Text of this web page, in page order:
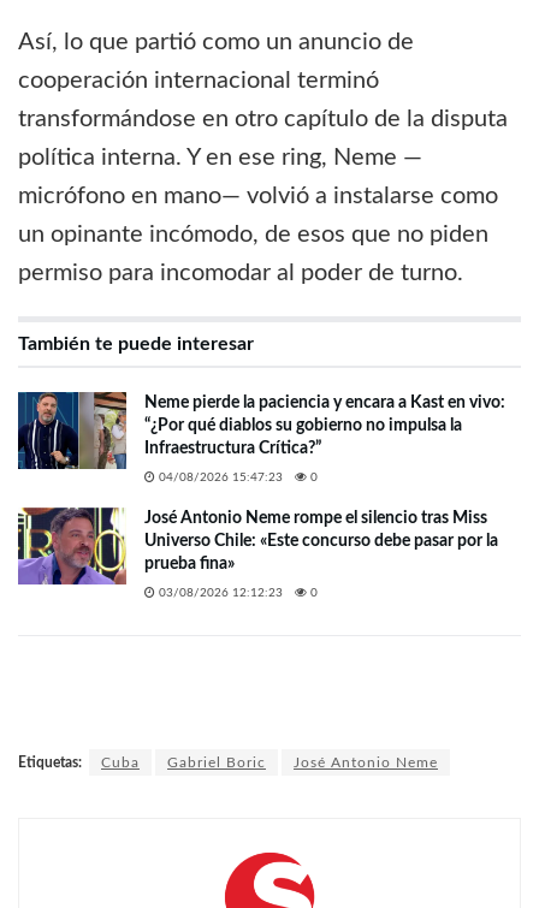
Así, lo que partió como un anuncio de
cooperación internacional terminó
transformándose en otro capítulo de la disputa
política interna. Y en ese ring, Neme —
micrófono en mano— volvió a instalarse como
un opinante incómodo, de esos que no piden
permiso para incomodar al poder de turno.
También te puede interesar
Neme pierde la paciencia y encara a Kast en vivo:
“¿Por qué diablos su gobierno no impulsa la
Infraestructura Crítica?”
04/08/2026 15:47:23 0
José Antonio Neme rompe el silencio tras Miss
Universo Chile: «Este concurso debe pasar por la
prueba fina»
03/08/2026 12:12:23 0
Etiquetas: Cuba Gabriel Boric José Antonio Neme